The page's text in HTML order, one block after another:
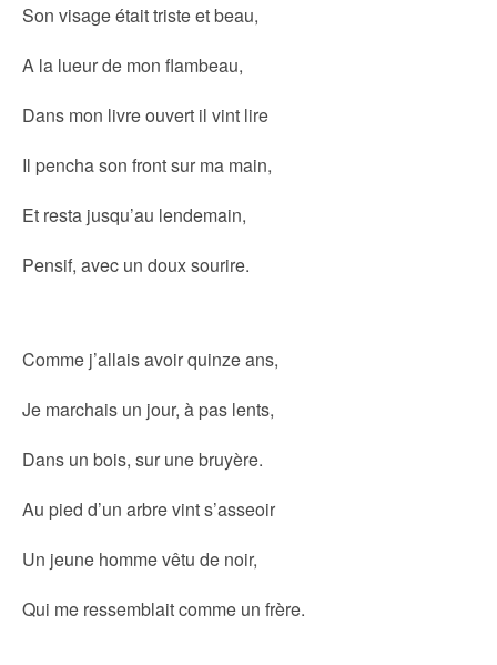
Son visage était triste et beau,
A la lueur de mon flambeau,
Dans mon livre ouvert il vint lire
Il pencha son front sur ma main,
Et resta jusqu’au lendemain,
Pensif, avec un doux sourire.
Comme j’allais avoir quinze ans,
Je marchais un jour, à pas lents,
Dans un bois, sur une bruyère.
Au pied d’un arbre vint s’asseoir
Un jeune homme vêtu de noir,
Qui me ressemblait comme un frère.